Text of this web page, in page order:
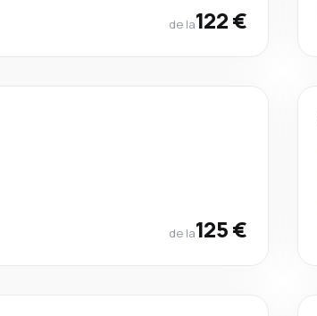
de la122 €
de la125 €